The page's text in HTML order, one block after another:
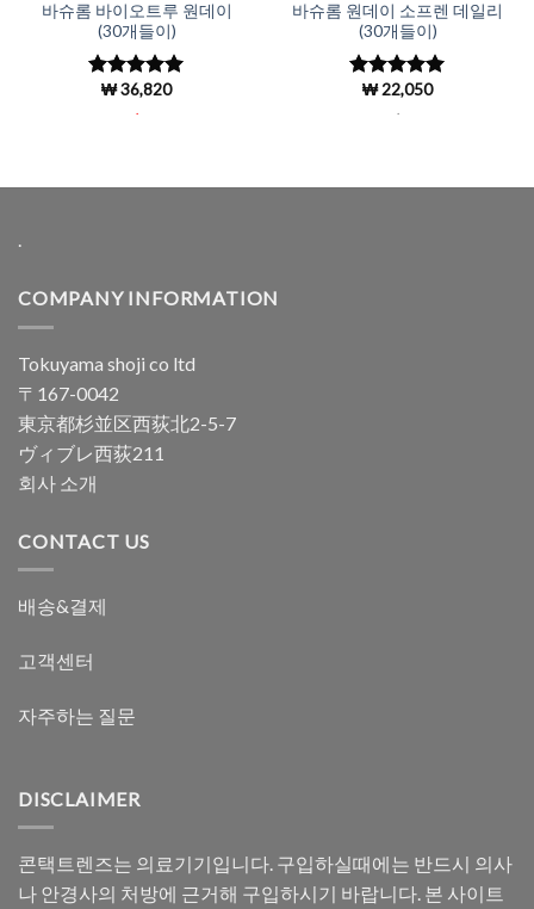
바슈롬 바이오트루 원데이
(30개들이)
5 중에서
로 평
₩36,820
바슈롬 원데이 소프렌 데일리
(30개들이)
5 중에서
로 평
₩22,050
.
COMPANY INFORMATION
Tokuyama shoji co ltd
〒167-0042
東京都杉並区西荻北2-5-7
ヴィブレ西荻211
회사 소개
CONTACT US
배송&결제
고객센터
자주하는 질문
DISCLAIMER
콘택트렌즈는 의료기기입니다. 구입하실때에는 반드시 의사
나 안경사의 처방에 근거해 구입하시기 바랍니다. 본 사이트